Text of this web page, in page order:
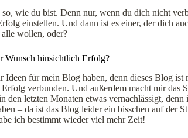
wie du bist. Denn nur, wenn du dich nicht
einstellen. Und dann ist es einer, der dich
wollen, oder?
Wunsch hinsichtlich Erfolg?
Ideen für mein Blog haben, denn dieses Blog
verbunden. Und außerdem macht mir das
letzten Monaten etwas vernachlässigt, denn
– da ist das Blog leider ein bisschen auf der
ich bestimmt wieder viel mehr Zeit!